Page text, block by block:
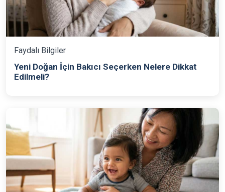
Faydalı Bilgiler
Yeni Doğan İçin Bakıcı Seçerken Nelere Dikkat
Edilmeli?